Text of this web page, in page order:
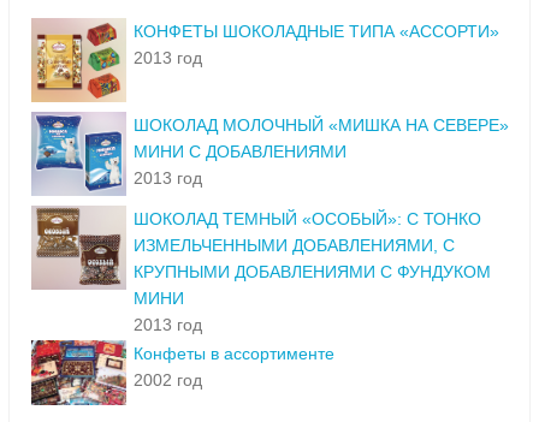
КОНФЕТЫ ШОКОЛАДНЫЕ ТИПА «АССОРТИ»
2013 год
ШОКОЛАД МОЛОЧНЫЙ «МИШКА НА СЕВЕРЕ»
МИНИ С ДОБАВЛЕНИЯМИ
2013 год
ШОКОЛАД ТЕМНЫЙ «ОСОБЫЙ»: С ТОНКО
ИЗМЕЛЬЧЕННЫМИ ДОБАВЛЕНИЯМИ, С
КРУПНЫМИ ДОБАВЛЕНИЯМИ С ФУНДУКОМ
МИНИ
2013 год
Конфеты в ассортименте
2002 год